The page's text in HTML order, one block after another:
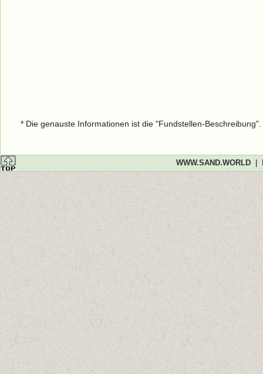
* Die genauste Informationen ist die "Fundstellen-
WWW.SAND.WORLD|